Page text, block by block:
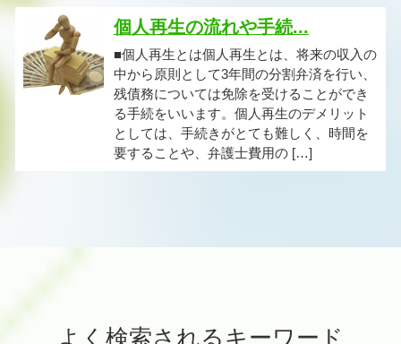
個人再生の流れや手続...
■個人再生とは個人再生とは、将来の収入の
中から原則として3年間の分割弁済を行い、
残債務については免除を受けることができ
る手続をいいます。個人再生のデメリット
としては、手続きがとても難しく、時間を
要することや、弁護士費用の […]
よく検索されるキーワード